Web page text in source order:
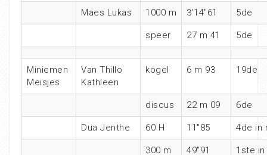
Maes Lukas 1000 m 3’14″61 5de
speer 27 m 41 5de
Miniemen
Meisjes
Van Thillo
Kathleen
kogel 6 m 93 19de
discus 22 m 09 6de
Dua Jenthe 60 H 11″85 4de in
300 m 49″91 1ste